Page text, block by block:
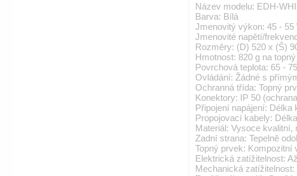
Název modelu: EDH-
Barva: Bílá
Jmenovitý výkon: 45 - 55
Jmenovité napětí/
Rozměry: (D) 520 x (Š)
Hmotnost: 820 g na
Povrchová teplota: 65 -
Ovládání: Žádné s
Ochranná třída: Topný
Konektory: IP 50
Připojení napájení:
Propojovací kabely:
Materiál: Vysoce
Zadní strana: Tepelně
Topný prvek: Kompozitní
Elektrická zatížitelnost:
Mechanická